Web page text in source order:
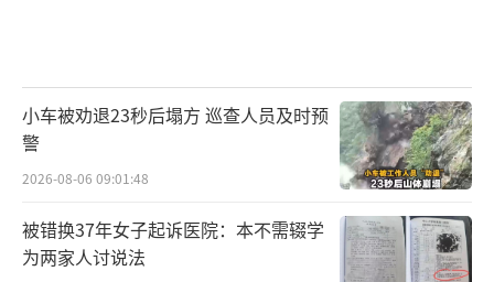
小车被劝退23秒后塌方 巡查人员及时预
警
2026-08-06 09:01:48
被错换37年女子起诉医院：本不需辍学
为两家人讨说法